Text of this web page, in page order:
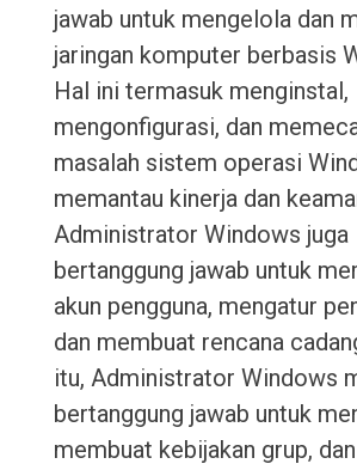
jawab untuk mengelola dan
jaringan komputer berbasis
Hal ini termasuk menginstal,
mengonfigurasi, dan
masalah sistem operasi
memantau kinerja dan
Administrator Windows juga
bertanggung jawab untuk
akun pengguna, mengatur
dan membuat rencana
itu, Administrator Windows
bertanggung jawab untuk
membuat kebijakan grup,